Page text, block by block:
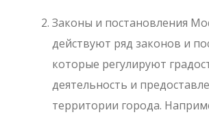
Законы и постановления
действуют ряд законов и
которые регулируют
деятельность и
территории города.